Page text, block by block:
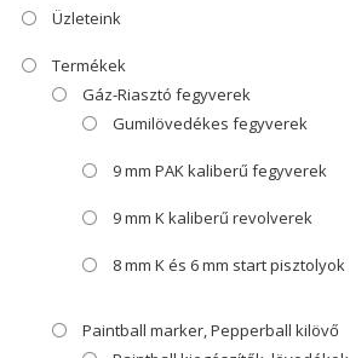
Üzleteink
Termékek
Gáz-Riasztó fegyverek
Gumilövedékes fegyverek
9 mm PAK kaliberű fegyverek
9 mm K kaliberű revolverek
8 mm K és 6 mm start pisztolyok
Paintball marker, Pepperball kilövő